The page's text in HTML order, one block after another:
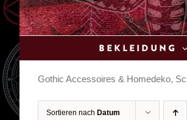
Bekleidung
Gothic Accessoires & Homedeko,
Sortieren nach Datum